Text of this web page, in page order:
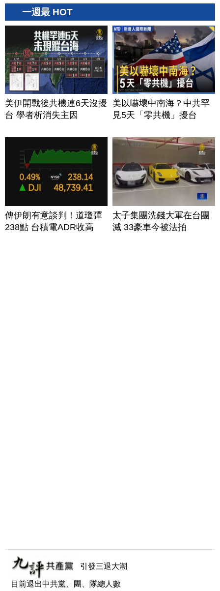
一週最 HOT
美伊開戰後共機連6天沒擾
台 學者析消失主因
美以嚇壞中南海？中共罕
見5天「零共機」擾台
傳伊朗有意談判！道瓊彈
238點 台積電ADR收高
太子集團洗錢大軍在台團
滅 33豪車今被法拍
引發三退大潮
目前退出中共黨、團、隊總人數